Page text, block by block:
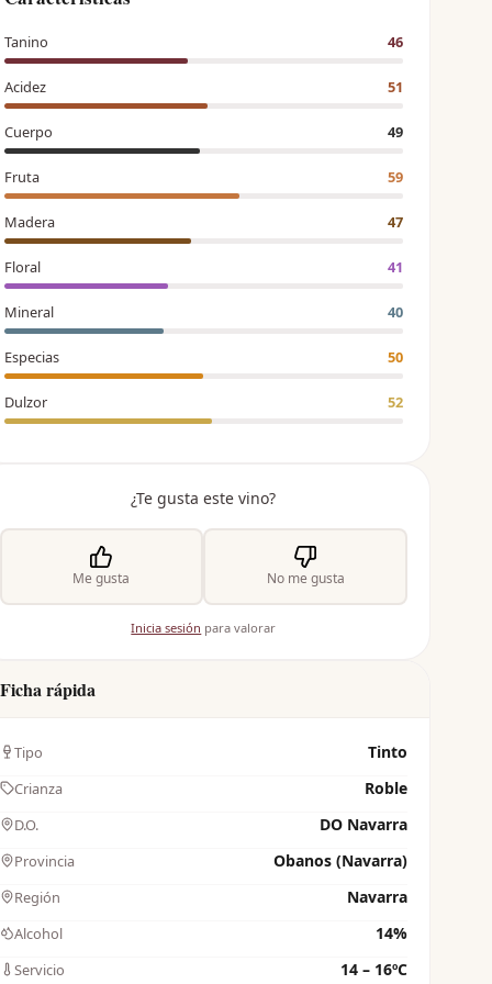
Tanino 46
Acidez 51
Cuerpo 49
Fruta 59
Madera 47
Floral 41
Mineral 40
Especias 50
Dulzor 52
¿Te gusta este vino?
Me gusta No me gusta
Inicia sesión para valorar
Ficha rápida
Tipo Tinto
Crianza Roble
D.O. DO Navarra
Provincia Obanos (Navarra)
Región Navarra
Alcohol 14%
Servicio 14 – 16ºC